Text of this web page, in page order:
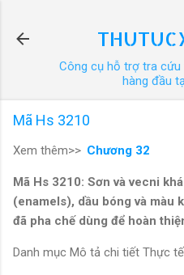
Công cụ hỗ trợ tra cứu
hàng đầu
Mã Hs 3210
Xem thêm>> Chương 32
Mã Hs 3210: Sơn và vecni
(enamels), dầu bóng và màu
đã pha chế dùng để hoàn
Danh mục Mô tả chi tiết Thực